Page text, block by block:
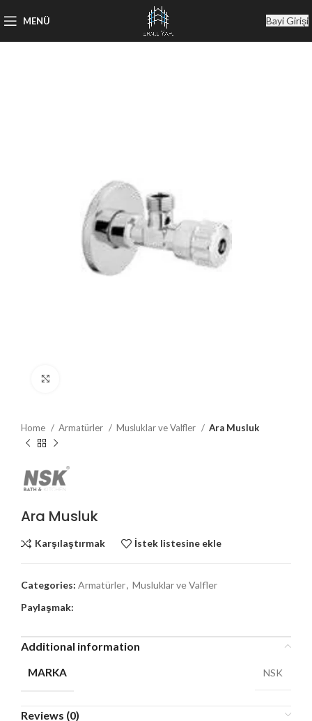
MENÜ Bayi Girişi
Home Armatürler Musluklar ve Valfler Ara Musluk
Ara Musluk
Karşılaştırmak İstek listesine ekle
Categories: Armatürler, Musluklar ve Valfler
Paylaşmak:
Additional information
MARKA NSK
Reviews (0)